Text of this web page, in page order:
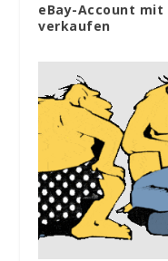
eBay-Account mit
verkaufen